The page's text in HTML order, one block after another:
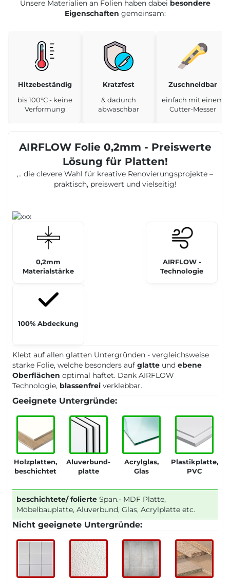
Unsere Materialien an Folien haben dabei besondere
Eigenschaften gemeinsam:
Hitzebeständig
bis 100°C - keine
Verformung
Kratzfest
& dadurch
abwaschbar
Zuschneidbar
einfach mit einem
Cutter-Messer
AIRFLOW Folie 0,2mm - Preiswerte
Lösung für Platten!
,.. die clevere Wahl für kreative Renovierungsprojekte –
praktisch, preiswert und vielseitig!
0,2mm
Materialstärke
AIRFLOW -
Technologie
100% Abdeckung
Klebt auf allen glatten Untergründen - vergleichsweise
starke Folie, welche besonders auf glatte und ebene
Oberflächen optimal haftet. Dank AIRFLOW
Technologie, blassenfrei verklebbar.
Geeignete Untergründe:
Holzplatten,
beschichtet
Aluverbund-
platte
Acrylglas,
Glas
Plastikplatte,
PVC
beschichtete/ folierte Span.- MDF Platte,
Möbelbauplatte, Aluverbund, Glas, Acrylplatte etc.
Nicht geeignete Untergründe: